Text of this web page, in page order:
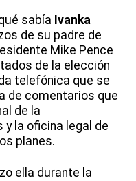
sabía Ivanka
de su padre de
Mike Pence
de la elección
telefónica que se
de comentarios que
de la
la oficina legal de
planes.
ella durante la